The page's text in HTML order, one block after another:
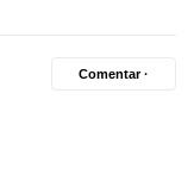
Comentar ·